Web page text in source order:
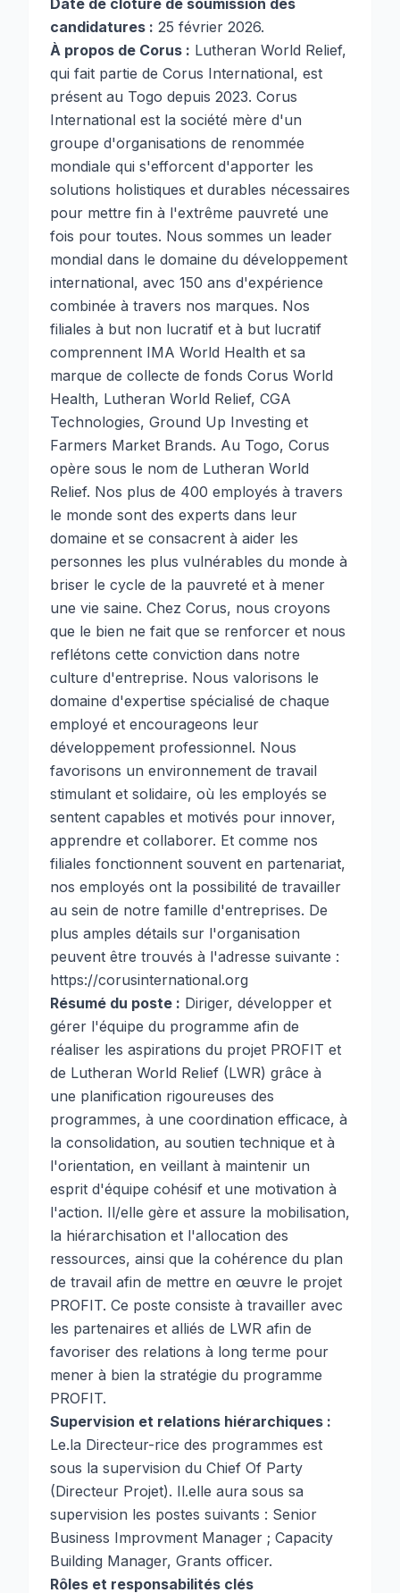
Date de cloture de soumission des
candidatures : 25 février 2026.
À propos de Corus : Lutheran World Relief,
qui fait partie de Corus International, est
présent au Togo depuis 2023. Corus
International est la société mère d'un
groupe d'organisations de renommée
mondiale qui s'efforcent d'apporter les
solutions holistiques et durables nécessaires
pour mettre fin à l'extrême pauvreté une
fois pour toutes. Nous sommes un leader
mondial dans le domaine du développement
international, avec 150 ans d'expérience
combinée à travers nos marques. Nos
filiales à but non lucratif et à but lucratif
comprennent IMA World Health et sa
marque de collecte de fonds Corus World
Health, Lutheran World Relief, CGA
Technologies, Ground Up Investing et
Farmers Market Brands. Au Togo, Corus
opère sous le nom de Lutheran World
Relief. Nos plus de 400 employés à travers
le monde sont des experts dans leur
domaine et se consacrent à aider les
personnes les plus vulnérables du monde à
briser le cycle de la pauvreté et à mener
une vie saine. Chez Corus, nous croyons
que le bien ne fait que se renforcer et nous
reflétons cette conviction dans notre
culture d'entreprise. Nous valorisons le
domaine d'expertise spécialisé de chaque
employé et encourageons leur
développement professionnel. Nous
favorisons un environnement de travail
stimulant et solidaire, où les employés se
sentent capables et motivés pour innover,
apprendre et collaborer. Et comme nos
filiales fonctionnent souvent en partenariat,
nos employés ont la possibilité de travailler
au sein de notre famille d'entreprises. De
plus amples détails sur l'organisation
peuvent être trouvés à l'adresse suivante :
https://corusinternational.org
Résumé du poste : Diriger, développer et
gérer l'équipe du programme afin de
réaliser les aspirations du projet PROFIT et
de Lutheran World Relief (LWR) grâce à
une planification rigoureuses des
programmes, à une coordination efficace, à
la consolidation, au soutien technique et à
l'orientation, en veillant à maintenir un
esprit d'équipe cohésif et une motivation à
l'action. Il/elle gère et assure la mobilisation,
la hiérarchisation et l'allocation des
ressources, ainsi que la cohérence du plan
de travail afin de mettre en œuvre le projet
PROFIT. Ce poste consiste à travailler avec
les partenaires et alliés de LWR afin de
favoriser des relations à long terme pour
mener à bien la stratégie du programme
PROFIT.
Supervision et relations hiérarchiques :
Le.la Directeur-rice des programmes est
sous la supervision du Chief Of Party
(Directeur Projet). Il.elle aura sous sa
supervision les postes suivants : Senior
Business Improvment Manager ; Capacity
Building Manager, Grants officer.
Rôles et responsabilités clés